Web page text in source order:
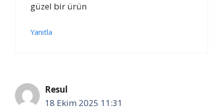
güzel bir ürün
Yanıtla
Resul
18 Ekim 2025 11:31